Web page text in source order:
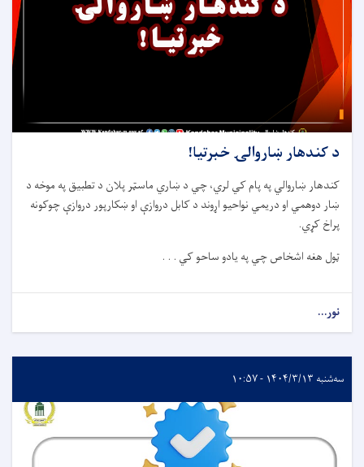
د کندهار ښاروالۍ خبرتیا!
کندهار ښاروالي په پام کي لري، چي د ښاري ماسټر پلان د تطبیق په موخه د
ښار دوهمي او دریمي نواحیو اړوند د کابل دروازې او ښکارپور دروازې چوکونه
پراخ کړي.
ټول هغه اشخاص چي په یادو ساحو کي . . .
نور...
سه‌شنبه ۱۴۰۴/۳/۱۳ - ۱۰:۵۷